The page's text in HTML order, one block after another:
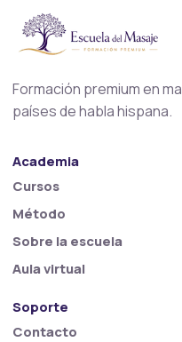
Formación premium en
países de habla hispana.
Academia
Cursos
Método
Sobre la escuela
Aula virtual
Soporte
Contacto